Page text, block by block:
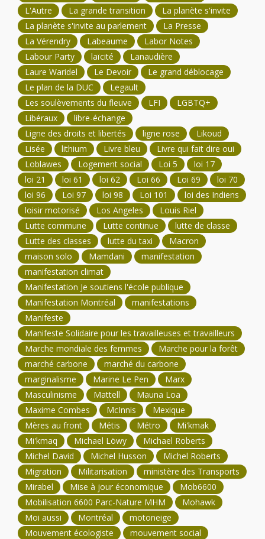
L'Autre
La grande transition
La planète s'invite
La planète s'invite au parlement
La Presse
La Vérendry
Labeaume
Labor Notes
Labour Party
laïcité
Lanaudière
Laure Waridel
Le Devoir
Le grand déblocage
Le plan de la DUC
Legault
Les soulèvements du fleuve
LFI
LGBTQ+
Libéraux
libre-échange
Ligne des droits et libertés
ligne rose
Likoud
Lisée
lithium Livre bleu
Livre qui fait dire oui
Loblawes
Logement social Loi 5
loi 17
loi 21
loi 61 loi 62 Loi 66 Loi 69
loi 70
loi 96
Loi 97 loi 98 Loi 101
loi des Indiens
loisir motorisé
Los Angeles
Louis Riel
Lutte commune
Lutte continue
lutte de classe
Lutte des classes
lutte du taxi
Macron
maison solo
Mamdani
manifestation
manifestation climat
Manifestation Je soutiens l'école publique
Manifestation Montréal
manifestations
Manifeste
Manifeste Solidaire pour les travailleuses et travailleurs
Marche mondiale des femmes
Marche pour la forêt
marché carbone
marché du carbone
marginalisme
Marine Le Pen
Marx
Masculinisme
Mattell
Mauna Loa
Maxime Combes
McInnis
Mexique
Mères au front
Métis Métro
Mi'kmak
Mi'kmaq
Michael Löwy
Michael Roberts
Michel David
Michel Husson
Michel Roberts
Migration
Militarisation
ministère des Transports
Mirabel
Mise à jour économique
Mob6600
Mobilisation 6600 Parc-Nature MHM
Mohawk
Moi aussi
Montréal
motoneige
Mouvement écologiste
mouvement social